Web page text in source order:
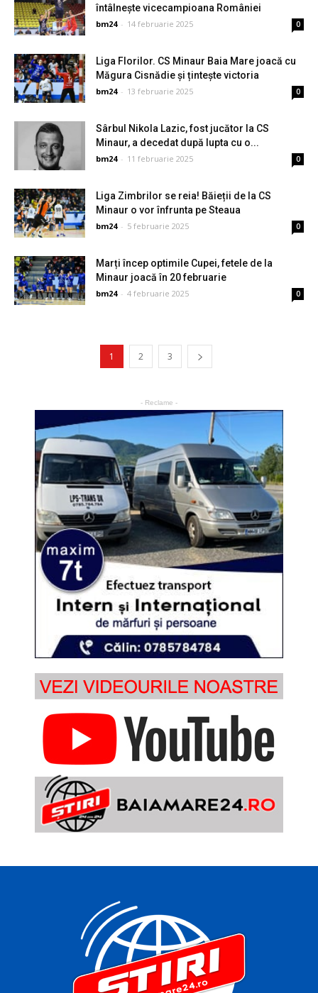
întâlnește vicecampioana României
bm24 - 14 februarie 2025 0
Liga Florilor. CS Minaur Baia Mare joacă cu
Măgura Cisnădie și țintește victoria
bm24 - 13 februarie 2025 0
Sârbul Nikola Lazic, fost jucător la CS
Minaur, a decedat după lupta cu o...
bm24 - 11 februarie 2025 0
Liga Zimbrilor se reia! Băieții de la CS
Minaur o vor înfrunta pe Steaua
bm24 - 5 februarie 2025 0
Marți încep optimile Cupei, fetele de la
Minaur joacă în 20 februarie
bm24 - 4 februarie 2025 0
1 2 3
- Reclame -